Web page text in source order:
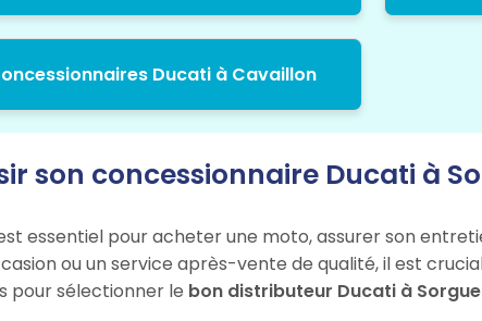
Ducati à Cavaillon
son concessionnaire Ducati à
essentiel pour acheter une moto, assurer son
ou un service après-vente de qualité, il est
pour sélectionner le bon distributeur Ducati à